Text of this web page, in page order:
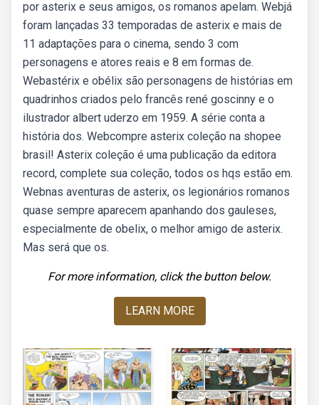
por asterix e seus amigos, os romanos apelam. Webjá
foram lançadas 33 temporadas de asterix e mais de
11 adaptações para o cinema, sendo 3 com
personagens e atores reais e 8 em formas de.
Webastérix e obélix são personagens de histórias em
quadrinhos criados pelo francês rené goscinny e o
ilustrador albert uderzo em 1959. A série conta a
história dos. Webcompre asterix coleção na shopee
brasil! Asterix coleção é uma publicação da editora
record, complete sua coleção, todos os hqs estão em.
Webnas aventuras de asterix, os legionários romanos
quase sempre aparecem apanhando dos gauleses,
especialmente de obelix, o melhor amigo de asterix.
Mas será que os.
For more information, click the button below.
LEARN MORE